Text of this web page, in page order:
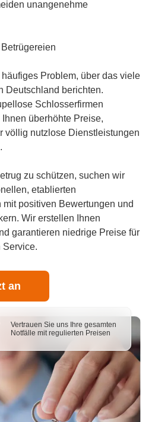
unangenehme
Problem, über das viele
Deutschland berichten.
Schlosserfirmen
überhöhte Preise,
völlig nutzlose Dienstleistungen
zu schützen, suchen wir
etablierten
positiven Bewertungen und
Wir erstellen Ihnen
garantieren niedrige Preise für
Service.
an
Vertrauen Sie uns Ihre gesamten
Notfälle mit regulierten Preisen